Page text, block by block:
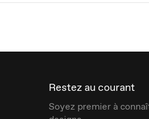
Restez au courant
Soyez premier à